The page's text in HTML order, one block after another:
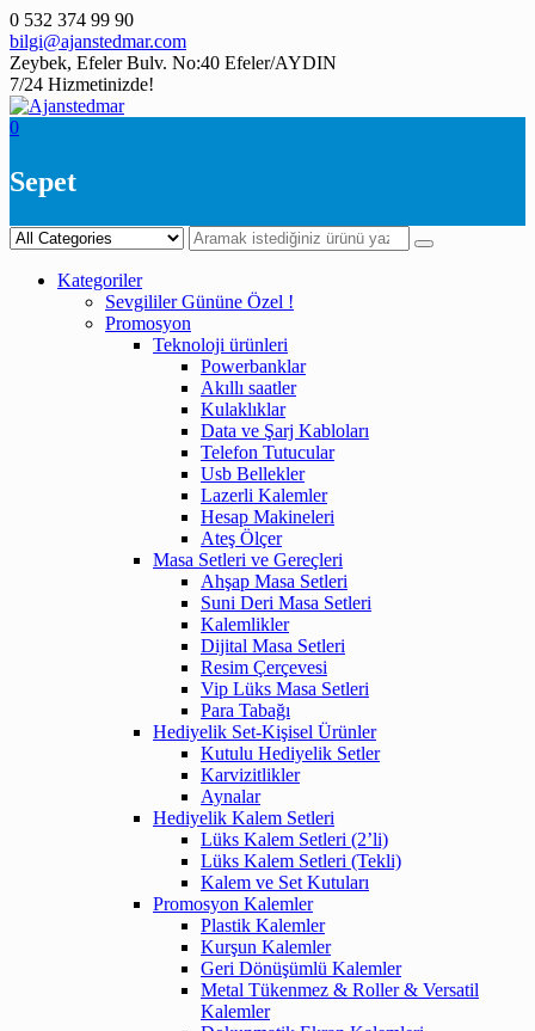
Skip
to
content
0 532 374 99 90
bilgi@ajanstedmar.com
Zeybek, Efeler Bulv. No:40 Efeler/AYDIN
7/24 Hizmetinizde!
0
Sepet
Kategoriler
Sevgililer Gününe Özel !
Promosyon
Teknoloji ürünleri
Powerbanklar
Akıllı saatler
Kulaklıklar
Data ve Şarj Kabloları
Telefon Tutucular
Usb Bellekler
Lazerli Kalemler
Hesap Makineleri
Ateş Ölçer
Masa Setleri ve Gereçleri
Ahşap Masa Setleri
Suni Deri Masa Setleri
Kalemlikler
Dijital Masa Setleri
Resim Çerçevesi
Vip Lüks Masa Setleri
Para Tabağı
Hediyelik Set-Kişisel Ürünler
Kutulu Hediyelik Setler
Karvizitlikler
Aynalar
Hediyelik Kalem Setleri
Lüks Kalem Setleri (2’li)
Lüks Kalem Setleri (Tekli)
Kalem ve Set Kutuları
Promosyon Kalemler
Plastik Kalemler
Kurşun Kalemler
Geri Dönüşümlü Kalemler
Metal Tükenmez & Roller & Versatil
Kalemler